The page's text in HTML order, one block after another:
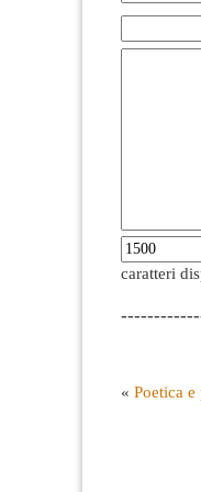
caratteri
« Poetica